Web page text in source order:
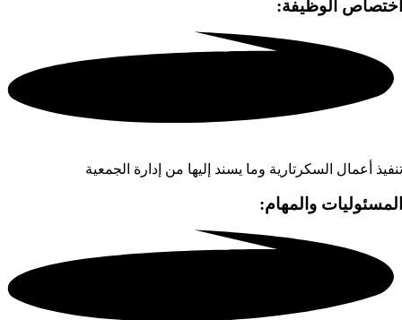
اختصاص الوظيفة:
تنفيذ أعمال السكرتارية وما يسند إليها من إدارة الجمعية
المسئوليات والمهام: